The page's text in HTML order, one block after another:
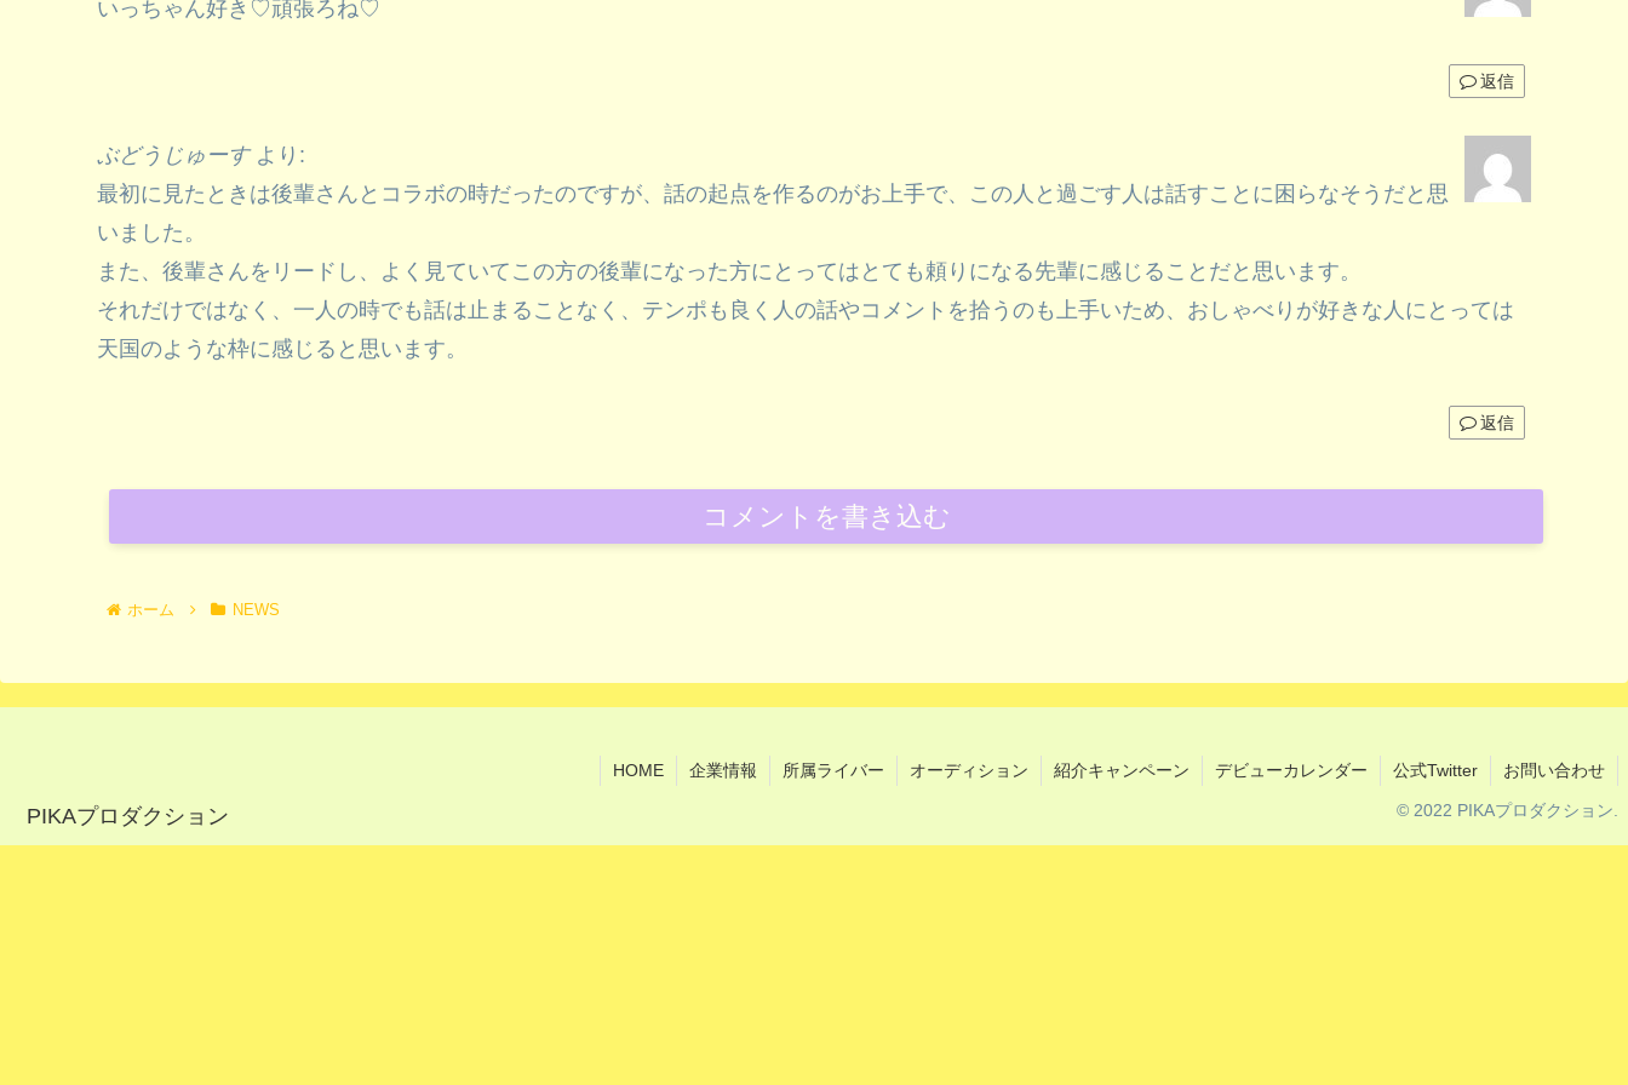
いっちゃん好き♡頑張ろね♡
返信
ぶどうじゅーす より:
最初に見たときは後輩さんとコラボの時だったのですが、話の起点を作るのがお上手で、この人と過ごす人は話すことに困らなそうだと思
いました。
また、後輩さんをリードし、よく見ていてこの方の後輩になった方にとってはとても頼りになる先輩に感じることだと思います。
それだけではなく、一人の時でも話は止まることなく、テンポも良く人の話やコメントを拾うのも上手いため、おしゃべりが好きな人にとっては
天国のような枠に感じると思います。
返信
コメントを書き込む
ホーム NEWS
PIKAプロダクション
HOME 企業情報 所属ライバー オーディション 紹介キャンペーン デビューカレンダー 公式Twitter お問い合わせ
© 2022 PIKAプロダクション.